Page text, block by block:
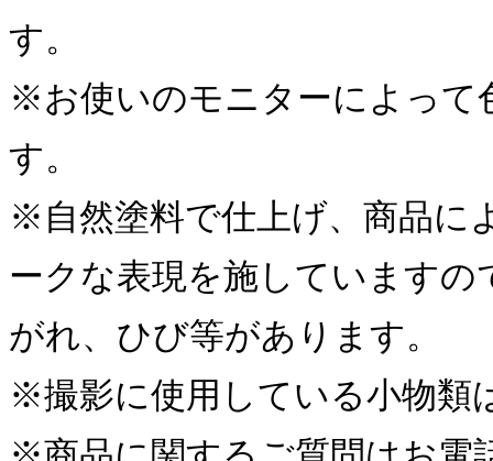
す。
※お使いのモニターによって
す。
※自然塗料で仕上げ、商品に
ークな表現を施していますの
がれ、ひび等があります。
※撮影に使用している小物類